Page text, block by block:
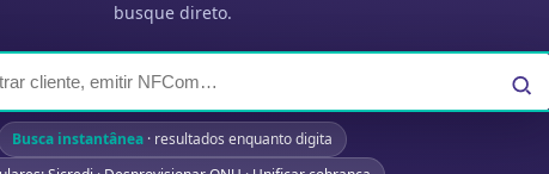
busque direto.
Busca instantânea · resultados enquanto digita